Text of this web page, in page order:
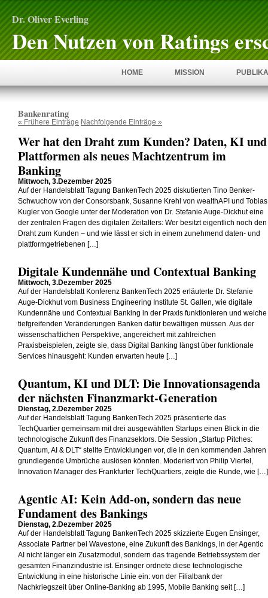
Dr. Oliver Everling
Den Nutzen von Ratings
HOME MISSION
Bankenrating
« Frühere Einträge Nachfolgende Einträge »
Wer hat den Draht zum Kunden? Daten, KI und
Plattformen als neues Machtzentrum im
Banking
Mittwoch, 3.Dezember 2025
Auf der Handelsblatt Tagung BankenTech 2025 diskutierten Tino Benker-
Schwuchow von der Consorsbank, Susanne Krehl von wealthAPI und Tobias
Kugler von Google unter der Moderation von Dr. Stefanie Auge-Dickhut eine
der zentralen Fragen des digitalen Zeitalters: Wer besitzt eigentlich noch den
Draht zum Kunden – und wie lässt er sich in einem zunehmend daten- und
plattformgetriebenen […]
Digitale Kundennähe und Contextual Banking
Mittwoch, 3.Dezember 2025
Auf der Handelsblatt Konferenz BankenTech 2025 erläuterte Dr. Stefanie
Auge-Dickhut vom Business Engineering Institute St. Gallen, wie digitale
Kundennähe und Contextual Banking in der Praxis funktionieren und welche
tiefgreifenden Veränderungen Banken dafür bewältigen müssen. Aus der
wissenschaftlichen Perspektive, angereichert mit zahlreichen
Praxisbeispielen, zeigte sie, dass Digital Banking längst über funktionale
Services hinausgeht: Kunden erwarten heute […]
Quantum, KI und DLT: Die Innovationsagenda
der nächsten Finanzmarkt-Generation
Dienstag, 2.Dezember 2025
Auf der Handelsblatt Tagung BankenTech 2025 präsentierte das
TechQuartier gemeinsam mit drei ausgewählten Startups einen Blick in die
technologische Zukunft des Finanzsektors. Die Session „Startup Pitches:
Quantum, AI & DLT“ stellte Entwicklungen vor, die in den kommenden Jahren
grundlegende Umbrüche auslösen könnten. Moderiert von Philip Viertel,
Innovation Manager des Frankfurter TechQuartiers, zeigte die Runde, wie […]
Agentic AI: Kein Add-on, sondern das neue
Fundament des Bankings
Dienstag, 2.Dezember 2025
Auf der Handelsblatt Tagung BankenTech 2025 skizzierte Eugen Ensinger,
Associate Partner bei Wavestone, eine Zukunft des Bankings, in der Agentic
AI nicht länger ein Zusatzmodul, sondern das tragende Betriebssystem der
gesamten Finanzindustrie ist. Ensinger ordnete diese technologische
Entwicklung in eine historische Linie ein: von der Filialbank der
Nachkriegszeit über Online-Banking ab 1995, Mobile Banking seit […]